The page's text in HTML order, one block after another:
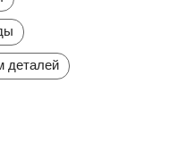
деталей